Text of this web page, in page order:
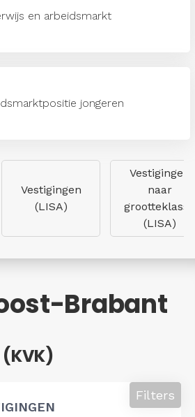
en arbeidsmarkt
jongeren
Vestigingen
(LISA)
Vestigingen
naar
grootteklasse
(LISA)
Brabant
Filters